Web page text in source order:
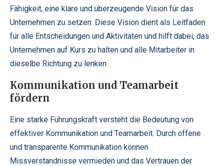
Fähigkeit, eine klare und überzeugende Vision für das
Unternehmen zu setzen. Diese Vision dient als Leitfaden
für alle Entscheidungen und Aktivitäten und hilft dabei, das
Unternehmen auf Kurs zu halten und alle Mitarbeiter in
dieselbe Richtung zu lenken.
Kommunikation und Teamarbeit
fördern
Eine starke Führungskraft versteht die Bedeutung von
effektiver Kommunikation und Teamarbeit. Durch offene
und transparente Kommunikation können
Missverständnisse vermieden und das Vertrauen der